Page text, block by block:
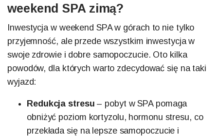
weekend SPA zimą?
Inwestycja w weekend SPA w górach to nie tylko
przyjemność, ale przede wszystkim inwestycja w
swoje zdrowie i dobre samopoczucie. Oto kilka
powodów, dla których warto zdecydować się na taki
wyjazd:
Redukcja stresu – pobyt w SPA pomaga
obniżyć poziom kortyzolu, hormonu stresu, co
przekłada się na lepsze samopoczucie i